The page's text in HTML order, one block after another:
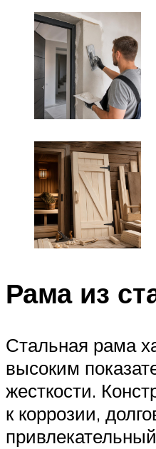
Рама из
Стальная рама
высоким
жесткости.
к коррозии,